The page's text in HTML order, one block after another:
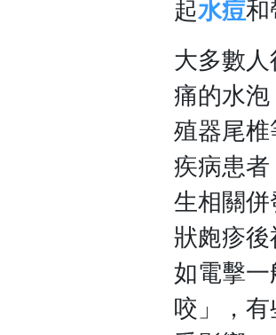
起水痘和
大多數
痛的水
殖器尾
疾病患
生相關
狀皰疹
如電擊
咬」，